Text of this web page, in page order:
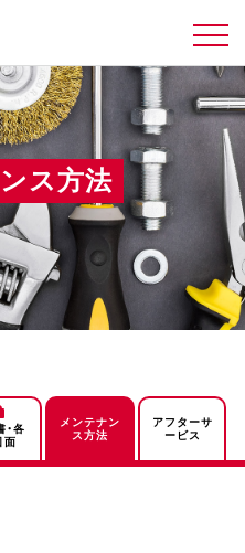
ス方法
・各
面
メンテナン
ス方法
アフターサ
ービス